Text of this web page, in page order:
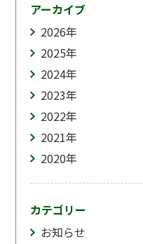
アーカイブ
2026年
2025年
2024年
2023年
2022年
2021年
2020年
カテゴリー
お知らせ